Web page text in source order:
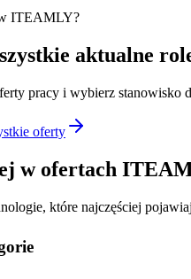
ITEAMLY?
aktualne
pracy i wybierz stanowisko
oferty
w ofertach
które najczęściej